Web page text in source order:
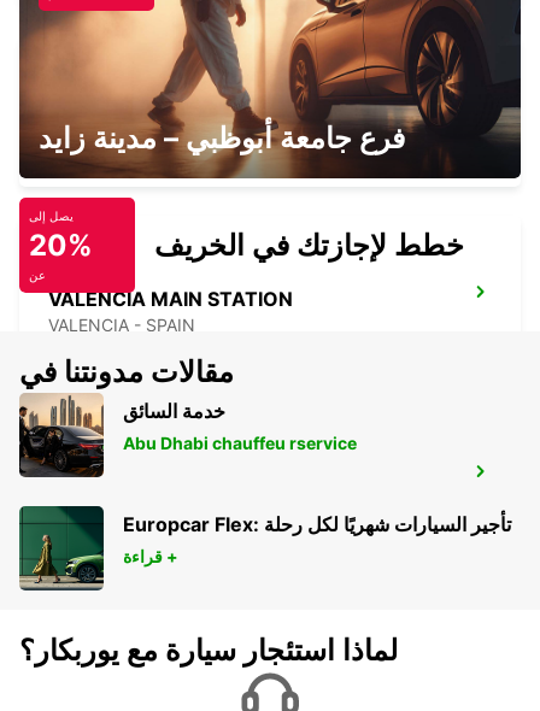
VALENCIA PUERTO SAGUNTO
SAGUNTO - SPAIN
VALENCIA MAIN STATION
VALENCIA - SPAIN
VALENCIA AIRPORT
VALENCIA - SPAIN
فرع جامعة أبوظبي – مدينة زايد
يصل إلى
20%
عن
خطط لإجازتك في الخريف
مقالات مدونتنا في
خدمة السائق
Abu Dhabi chauffeu rservice
Europcar Flex: تأجير السيارات شهريًا لكل رحلة
قراءة +
لماذا استئجار سيارة مع يوربكار؟